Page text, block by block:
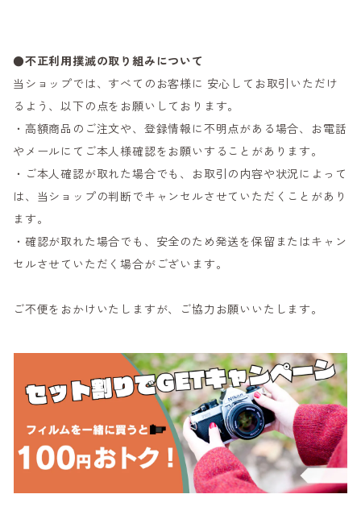
●不正利用撲滅の取り組みについて
当ショップでは、すべてのお客様に 安心してお取引いただけ
るよう、以下の点をお願いしております。
・高額商品のご注文や、登録情報に不明点がある場合、お電話
やメールにてご本人様確認をお願いすることがあります。
・ご本人確認が取れた場合でも、お取引の内容や状況によって
は、当ショップの判断でキャンセルさせていただくことがあり
ます。
・確認が取れた場合でも、安全のため発送を保留またはキャン
セルさせていただく場合がございます。
ご不便をおかけいたしますが、ご協力お願いいたします。